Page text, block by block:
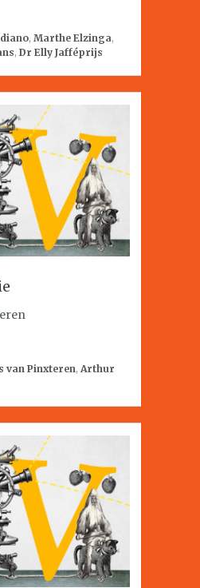
, Marthe Elzinga,
, Dr Elly Jafféprijs
van Pinxteren, Arthur